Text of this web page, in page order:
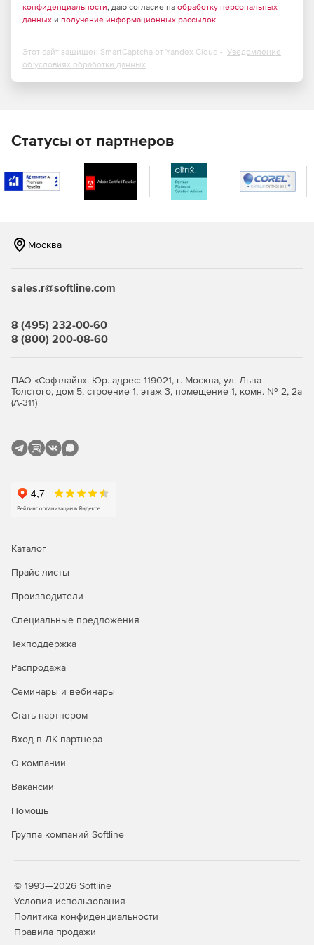
конфиденциальности, даю согласие на обработку персональных
данных и получение информационных рассылок.
Этот сайт защищен SmartCaptcha от Yandex Cloud - Уведомление
об условиях обработки данных
Статусы от партнеров
Москва
sales.r@softline.com
8 (495) 232-00-60
8 (800) 200-08-60
ПАО «Софтлайн». Юр. адрес: 119021, г. Москва, ул. Льва
Толстого, дом 5, строение 1, этаж 3, помещение 1, комн. № 2, 2а
(А-311)
Каталог
Прайс-листы
Производители
Специальные предложения
Техподдержка
Распродажа
Семинары и вебинары
Стать партнером
Вход в ЛК партнера
О компании
Вакансии
Помощь
Группа компаний Softline
© 1993—2026 Softline
Условия использования
Политика конфиденциальности
Правила продажи